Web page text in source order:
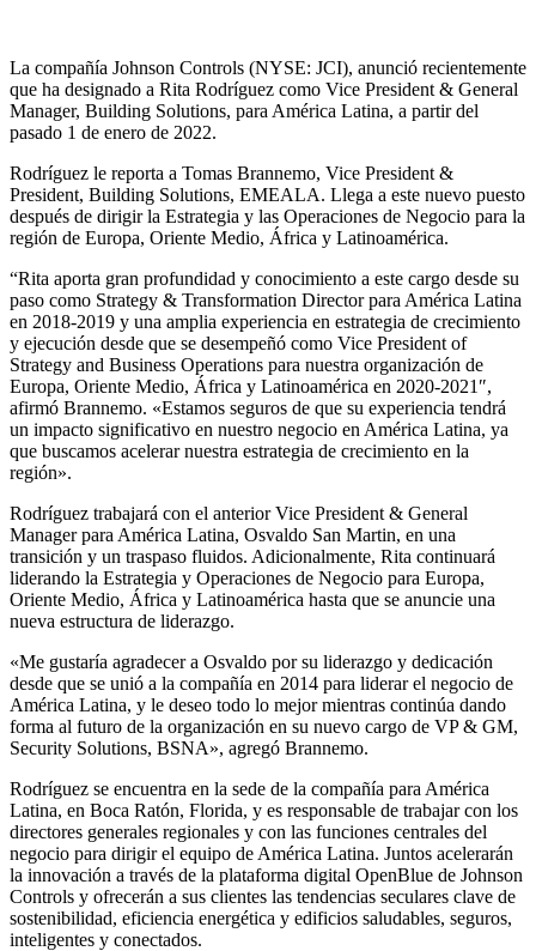
La compañía Johnson Controls (NYSE: JCI), anunció recientemente
que ha designado a Rita Rodríguez como Vice President & General
Manager, Building Solutions, para América Latina, a partir del
pasado 1 de enero de 2022.
Rodríguez le reporta a Tomas Brannemo, Vice President &
President, Building Solutions, EMEALA. Llega a este nuevo puesto
después de dirigir la Estrategia y las Operaciones de Negocio para la
región de Europa, Oriente Medio, África y Latinoamérica.
“Rita aporta gran profundidad y conocimiento a este cargo desde su
paso como Strategy & Transformation Director para América Latina
en 2018-2019 y una amplia experiencia en estrategia de crecimiento
y ejecución desde que se desempeñó como Vice President of
Strategy and Business Operations para nuestra organización de
Europa, Oriente Medio, África y Latinoamérica en 2020-2021″,
afirmó Brannemo. «Estamos seguros de que su experiencia tendrá
un impacto significativo en nuestro negocio en América Latina, ya
que buscamos acelerar nuestra estrategia de crecimiento en la
región».
Rodríguez trabajará con el anterior Vice President & General
Manager para América Latina, Osvaldo San Martin, en una
transición y un traspaso fluidos. Adicionalmente, Rita continuará
liderando la Estrategia y Operaciones de Negocio para Europa,
Oriente Medio, África y Latinoamérica hasta que se anuncie una
nueva estructura de liderazgo.
«Me gustaría agradecer a Osvaldo por su liderazgo y dedicación
desde que se unió a la compañía en 2014 para liderar el negocio de
América Latina, y le deseo todo lo mejor mientras continúa dando
forma al futuro de la organización en su nuevo cargo de VP & GM,
Security Solutions, BSNA», agregó Brannemo.
Rodríguez se encuentra en la sede de la compañía para América
Latina, en Boca Ratón, Florida, y es responsable de trabajar con los
directores generales regionales y con las funciones centrales del
negocio para dirigir el equipo de América Latina. Juntos acelerarán
la innovación a través de la plataforma digital OpenBlue de Johnson
Controls y ofrecerán a sus clientes las tendencias seculares clave de
sostenibilidad, eficiencia energética y edificios saludables, seguros,
inteligentes y conectados.